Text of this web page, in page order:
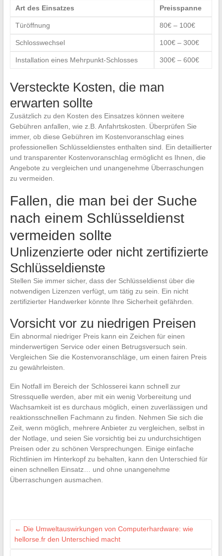
Art des Einsatzes Preisspanne
Türöffnung 80€ – 100€
Schlosswechsel 100€ – 300€
Installation eines Mehrpunkt-Schlosses 300€ – 600€
Versteckte Kosten, die man
erwarten sollte
Zusätzlich zu den Kosten des Einsatzes können weitere
Gebühren anfallen, wie z.B. Anfahrtskosten. Überprüfen Sie
immer, ob diese Gebühren im Kostenvoranschlag eines
professionellen Schlüsseldienstes enthalten sind. Ein detaillierter
und transparenter Kostenvoranschlag ermöglicht es Ihnen, die
Angebote zu vergleichen und unangenehme Überraschungen
zu vermeiden.
Fallen, die man bei der Suche
nach einem Schlüsseldienst
vermeiden sollte
Unlizenzierte oder nicht zertifizierte
Schlüsseldienste
Stellen Sie immer sicher, dass der Schlüsseldienst über die
notwendigen Lizenzen verfügt, um tätig zu sein. Ein nicht
zertifizierter Handwerker könnte Ihre Sicherheit gefährden.
Vorsicht vor zu niedrigen Preisen
Ein abnormal niedriger Preis kann ein Zeichen für einen
minderwertigen Service oder einen Betrugsversuch sein.
Vergleichen Sie die Kostenvoranschläge, um einen fairen Preis
zu gewährleisten.
Ein Notfall im Bereich der Schlosserei kann schnell zur
Stressquelle werden, aber mit ein wenig Vorbereitung und
Wachsamkeit ist es durchaus möglich, einen zuverlässigen und
reaktionsschnellen Fachmann zu finden. Nehmen Sie sich die
Zeit, wenn möglich, mehrere Anbieter zu vergleichen, selbst in
der Notlage, und seien Sie vorsichtig bei zu undurchsichtigen
Preisen oder zu schönen Versprechungen. Einige einfache
Richtlinien im Hinterkopf zu behalten, kann den Unterschied für
einen schnellen Einsatz… und ohne unangenehme
Überraschungen ausmachen.
← Die Umweltauswirkungen von Computerhardware: wie
hellorse.fr den Unterschied macht